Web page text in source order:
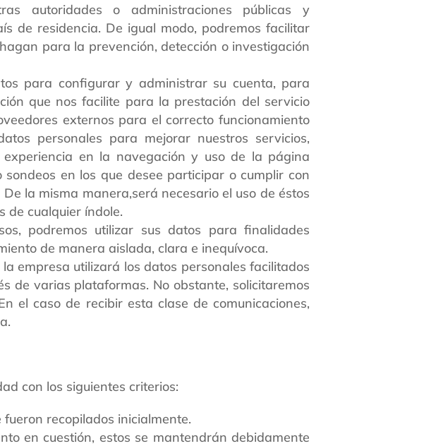
autoridades o administraciones públicas y
de residencia. De igual modo, podremos facilitar
para la prevención, detección o investigación
para configurar y administrar su cuenta, para
que nos facilite para la prestación del servicio
externos para el correcto funcionamiento
personales para mejorar nuestros servicios,
en la navegación y uso de la página
en los que desee participar o cumplir con
la misma manera,será necesario el uso de éstos
de cualquier índole.
podremos utilizar sus datos para finalidades
de manera aislada, clara e inequívoca.
empresa utilizará los datos personales facilitados
de varias plataformas. No obstante, solicitaremos
el caso de recibir esta clase de comunicaciones,
con los siguientes criterios:
recopilados inicialmente.
en cuestión, estos se mantendrán debidamente